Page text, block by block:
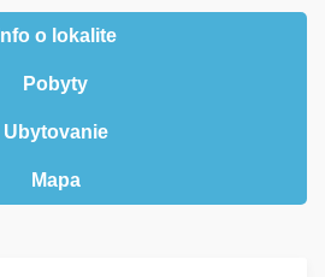
Info o lokalite
Pobyty
Ubytovanie
Mapa